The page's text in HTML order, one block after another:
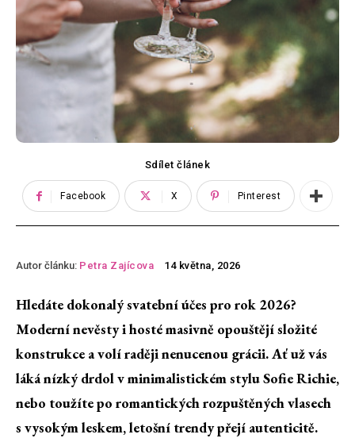
Sdílet článek
Facebook X Pinterest
Autor článku: Petra Zajícova 14 května, 2026
Hledáte dokonalýsvatební účes pro rok 2026?
Moderní nevěsty i hosté masivně opouštějí složité
konstrukce a volí raději nenucenou grácii. Ať už vás
lákánízký drdolv minimalistickém stylu Sofie Richie,
nebo toužíte po romantickýchrozpuštěných vlasech
s vysokým leskem, letošní trendy přejí autenticitě.